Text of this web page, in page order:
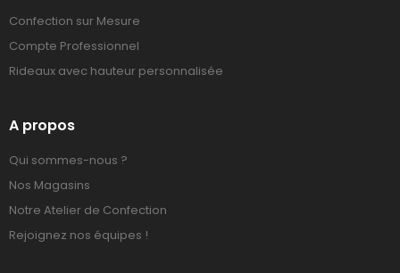
Confection sur Mesure
Compte Professionnel
Rideaux avec hauteur personnalisée
A propos
Qui sommes-nous ?
Nos Magasins
Notre Atelier de Confection
Rejoignez nos équipes !